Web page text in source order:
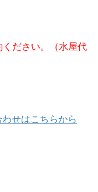
ださい。（水屋代
わせはこちらから